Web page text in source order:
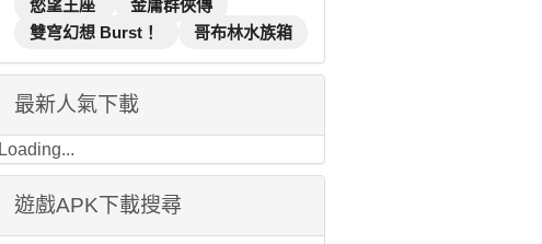
慾望王座
金庸群俠傳
雙穹幻想 Burst！
哥布林水族箱
最新人氣下載
Loading...
遊戲APK下載搜尋